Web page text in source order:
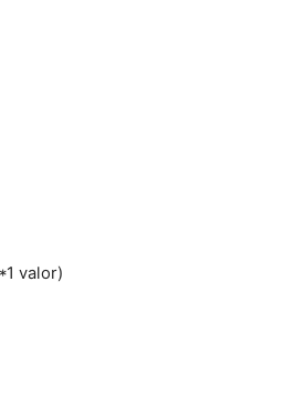
valor)